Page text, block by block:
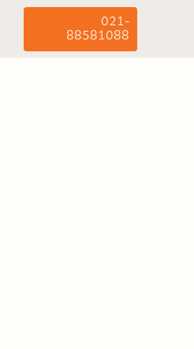
021-
88581088